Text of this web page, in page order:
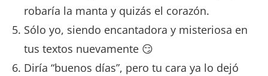
robaría la manta y quizás el corazón.
Sólo yo, siendo encantadora y misteriosa en
tus textos nuevamente 😏
Diría “buenos días”, pero tu cara ya lo dejó